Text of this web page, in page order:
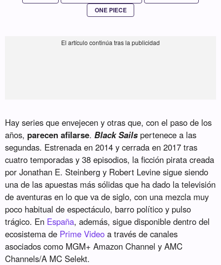
ONE PIECE
Hay series que envejecen y otras que, con el paso de los
años, parecen afilarse.Black Sailspertenece a las
segundas. Estrenada en 2014 y cerrada en 2017 tras
cuatro temporadas y 38 episodios, la ficción pirata creada
por Jonathan E. Steinberg y Robert Levine sigue siendo
una de las apuestas más sólidas que ha dado la televisión
de aventuras en lo que va de siglo, con una mezcla muy
poco habitual de espectáculo, barro político y pulso
trágico. En España, además, sigue disponible dentro del
ecosistema de Prime Video a través de canales
asociados como MGM+ Amazon Channel y AMC
Channels/A MC Selekt.